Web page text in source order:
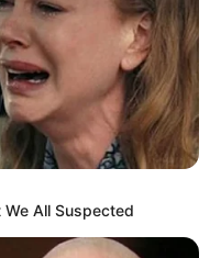
We All Suspected